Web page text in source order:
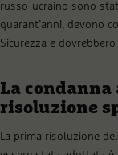
russo-ucraino sono
quarant’anni, devono
Sicurezza e
La condanna
risoluzione
La prima risoluzione